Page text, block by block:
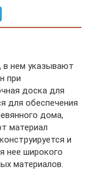
в нем указывают
при
доска для
для обеспечения
дома,
материал
и
нее широкого
материалов.